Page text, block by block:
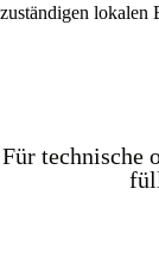
zuständigen lokalen
Für technische